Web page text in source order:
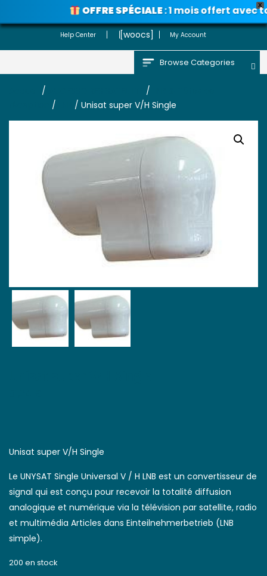
X
OFFRE SPÉCIALE: 1 mois offert avec
Voir les promos
Help Center [woocs] My Account
Browse Categories
/ /
/ / Unisat super V/H Single
Unisat super V/H Single
Le UNYSAT Single Universal V / H LNB est un convertisseur de
signal qui est conçu pour recevoir la totalité diffusion
analogique et numérique via la télévision par satellite, radio
et multimédia Articles dans Einteilnehmerbetrieb (LNB
simple).
200 en stock